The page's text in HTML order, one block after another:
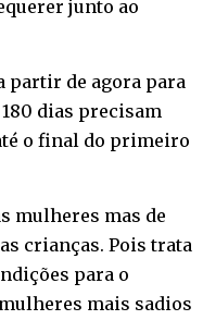
junto ao
partir de agora para
dias precisam
o final do primeiro
mulheres mas de
crianças. Pois trata
para o
mais sadios